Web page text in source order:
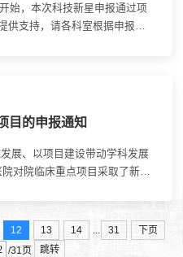
始，本次科技新星申报通过项
供支持，请各科室根据申报要
目的申报通知
展、以项目建设带动学科发展
对院临床重点项目采取了新举
12 13 14 31
下页
/31页 跳转